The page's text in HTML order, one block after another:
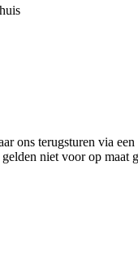
ons terugsturen via
niet voor op maat